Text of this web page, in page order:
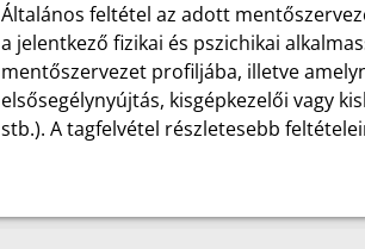
Általános feltétel az adott
a jelentkező fizikai és pszichikai
mentőszervezet profiljába, illetve
elsősegélynyújtás, kisgépkezelői vagy
stb.). A tagfelvétel részletesebb